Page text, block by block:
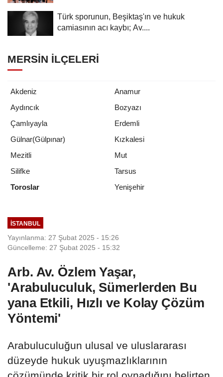
Türk sporunun, Beşiktaş'ın ve hukuk
camiasının acı kaybı; Av....
MERSIN İLÇELERI
Akdeniz
Anamur
Aydıncık
Bozyazı
Çamlıyayla
Erdemli
Gülnar(Gülpınar)
Kızkalesi
Mezitli
Mut
Silifke
Tarsus
Toroslar
Yenişehir
İSTANBUL
Yayınlanma: 27 Şubat 2025 - 15:26
Güncelleme: 27 Şubat 2025 - 15:32
Arb. Av. Özlem Yaşar,
'Arabuluculuk, Sümerlerden Bu
yana Etkili, Hızlı ve Kolay Çözüm
Yöntemi'
Arabuluculuğun ulusal ve uluslararası
düzeyde hukuk uyuşmazlıklarının